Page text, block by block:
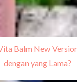
Balm New
dengan yang Lama?